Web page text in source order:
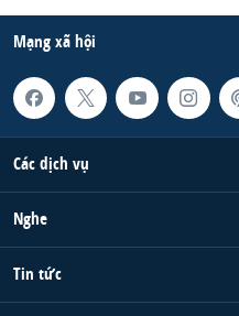
Mạng xã hội
Các dịch vụ
Nghe
Tin tức